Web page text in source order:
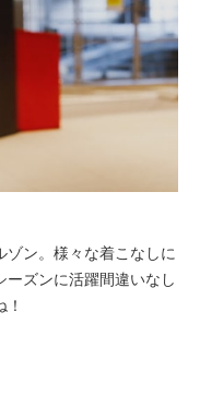
ゾン。様々な着こなしに
ーズンに活躍間違いなし